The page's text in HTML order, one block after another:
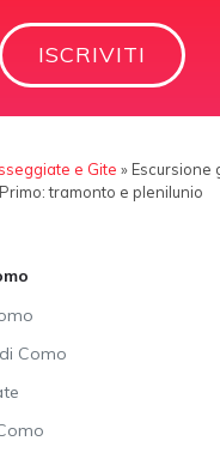
ISCRIVITI
e Gite » Escursione
tramonto e plenilunio
Como